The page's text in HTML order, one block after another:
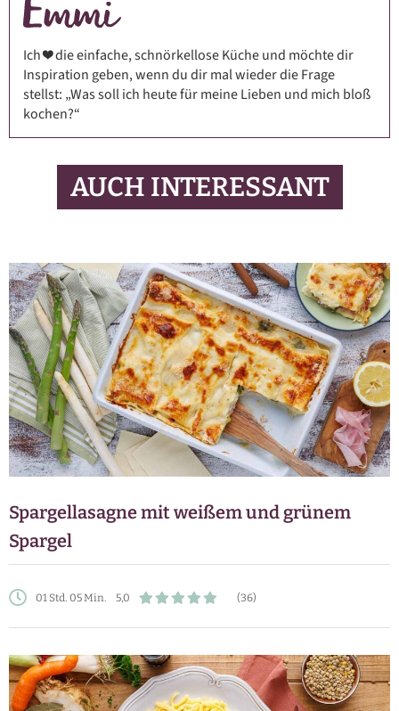
Ich ❤️ die einfache, schnörkellose Küche und möchte dir
Inspiration geben, wenn du dir mal wieder die Frage
stellst: „Was soll ich heute für meine Lieben und mich bloß
kochen?“
AUCH INTERESSANT
Spargellasagne mit weißem und grünem
Spargel
01 Std. 05 Min. 5,0 (36)